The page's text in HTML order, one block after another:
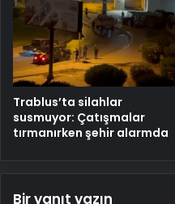
Trablus’ta silahlar
susmuyor: Çatışmalar
tırmanırken şehir alarmda
Bir yanıt yazın